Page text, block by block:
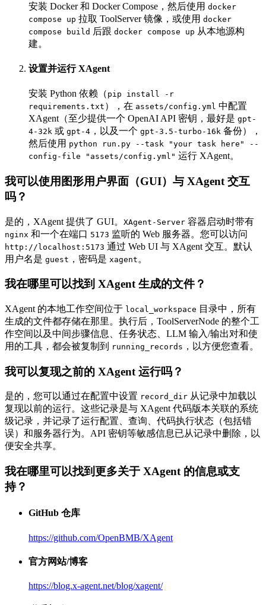
安装 Docker 和 Docker Compose，然后使用 docker
compose up 拉取 ToolServer 镜像，或使用 docker
compose build 后跟 docker compose up 从本地源构
建。
设置并运行 XAgent
安装 Python 依赖（ pip install -r
requirements.txt ），在 assets/config.yml 中配置
XAgent（至少提供一个 OpenAI API 密钥，最好是 gpt-
4-32k 或 gpt-4 ，以及一个 gpt-3.5-turbo-16k 备份），
然后使用 python run.py --task "your task here" --
config-file "assets/config.yml" 运行 XAgent。
我可以使用图形用户界面（GUI）与 XAgent 交互
吗？
是的，XAgent 提供了 GUI。 XAgent-Server 容器启动时带有
nginx 和一个在端口 5173 监听的 Web 服务器。您可以访问
http://localhost:5173 通过 Web UI 与 XAgent 交互。默认
用户名是 guest ，密码是 xagent 。
我在哪里可以找到 XAgent 生成的文件？
XAgent 的本地工作空间位于 local_workspace 目录中，所有
生成的文件都存储在那里。执行后，ToolServerNode 的整个工
作空间以及中间步骤信息、任务状态、LLM 输入/输出对和使
用的工具，都会被复制到
running_records ，以方便您查看。
我可以复现之前的 XAgent 运行吗？
是的，您可以通过在配置中设置 record_dir 从记录中加载以
复现以前的运行。这些记录是与 XAgent 代码版本关联的系统
级记录，并记录了运行配置、查询、代码执行状态（包括错
误）和服务器行为。API 密钥等敏感信息已从记录中删除，以
便安全共享。
我在哪里可以找到更多关于 XAgent 的信息或支
持？
GitHub 仓库
https://github.com/OpenBMB/XAgent
官方网站/博客
https://blog.x-agent.net/blog/xagent/